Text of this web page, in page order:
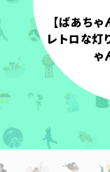
【ばあち
レトロな灯
ゃ